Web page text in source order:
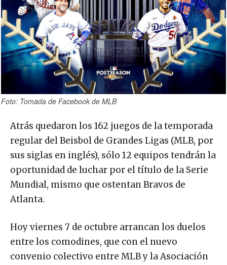
Foto: Tomada de Facebook de MLB
Atrás quedaron los 162 juegos de la temporada
regular del Beisbol de Grandes Ligas (MLB, por
sus siglas en inglés), sólo 12 equipos tendrán la
oportunidad de luchar por el título de la Serie
Mundial, mismo que ostentan Bravos de
Atlanta.
Hoy viernes 7 de octubre arrancan los duelos
entre los comodines, que con el nuevo
convenio colectivo entre MLB y la Asociación